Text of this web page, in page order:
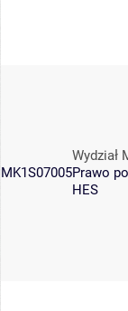
MK1S07005
Wydział
Prawo
HES